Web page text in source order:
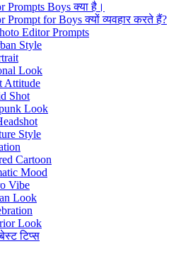
Prompts Boys क्या है।
for Boys क्यों व्यवहार करते हैं?
Editor Prompts
Style
Look
Attitude
Shot
Look
Style
Cartoon
Mood
Vibe
Look
Look
टिप्स